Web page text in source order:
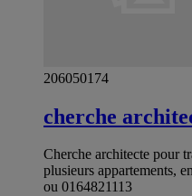
206050174
cherche
Cherche architecte pour
plusieurs appartements,
ou 0164821113